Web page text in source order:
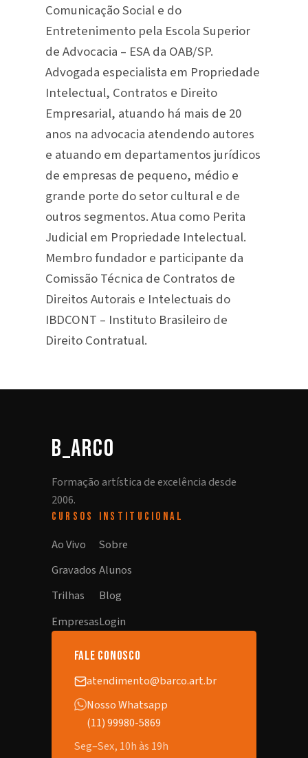
Comunicação Social e do
Entretenimento pela Escola Superior
de Advocacia – ESA da OAB/SP.
Advogada especialista em Propriedade
Intelectual, Contratos e Direito
Empresarial, atuando há mais de 20
anos na advocacia atendendo autores
e atuando em departamentos jurídicos
de empresas de pequeno, médio e
grande porte do setor cultural e de
outros segmentos. Atua como Perita
Judicial em Propriedade Intelectual.
Membro fundador e participante da
Comissão Técnica de Contratos de
Direitos Autorais e Intelectuais do
IBDCONT – Instituto Brasileiro de
Direito Contratual.
b_arco
Formação artística de excelência desde
2006.
CURSOS
Ao Vivo
Gravados
Trilhas
Empresas
INSTITUCIONAL
Sobre
Alunos
Blog
Login
fale conosco
atendimento@barco.art.br
Nosso Whatsapp
(11) 99980-5869
Seg–Sex, 10h às 19h